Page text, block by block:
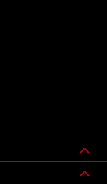
Tab (externer
in neuem Tab
– öffnet in neuem
– öffnet in neuem
in neuem Tab
auf YouTube